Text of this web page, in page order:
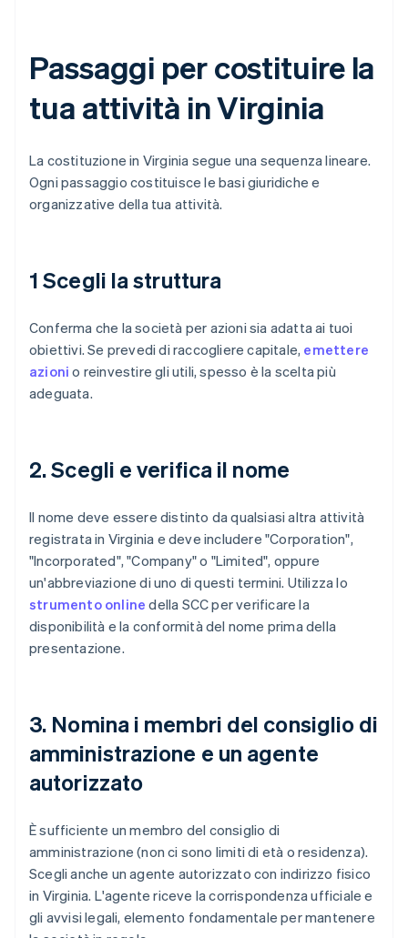
Passaggi per costituire la
tua attività in Virginia
La costituzione in Virginia segue una sequenza lineare.
Ogni passaggio costituisce le basi giuridiche e
organizzative della tua attività.
1 Scegli la struttura
Conferma che la società per azioni sia adatta ai tuoi
obiettivi. Se prevedi di raccogliere capitale, emettere
azioni o reinvestire gli utili, spesso è la scelta più
adeguata.
2. Scegli e verifica il nome
Il nome deve essere distinto da qualsiasi altra attività
registrata in Virginia e deve includere "Corporation",
"Incorporated", "Company" o "Limited", oppure
un'abbreviazione di uno di questi termini. Utilizza lo
strumento online della SCC per verificare la
disponibilità e la conformità del nome prima della
presentazione.
3. Nomina i membri del consiglio di
amministrazione e un agente
autorizzato
È sufficiente un membro del consiglio di
amministrazione (non ci sono limiti di età o residenza).
Scegli anche un agente autorizzato con indirizzo fisico
in Virginia. L'agente riceve la corrispondenza ufficiale e
gli avvisi legali, elemento fondamentale per mantenere